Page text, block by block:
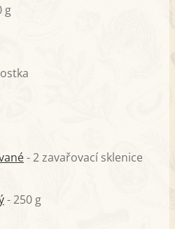
g
- 2 zavařovací sklenice
- 250 g